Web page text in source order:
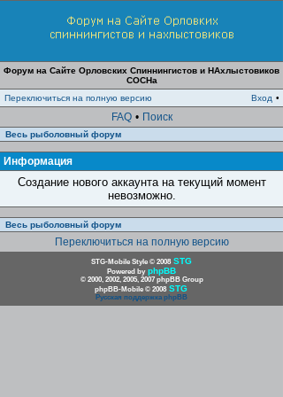
Форум на Сайте Орловских Спиннингистов и НАхлыстовиков
СОСНа
Переключиться на полную версию
Вход •
FAQ • Поиск
Весь рыболовный форум
Информация
Создание нового аккаунта на текущий момент
невозможно.
Весь рыболовный форум
Переключиться на полную версию
STG-Mobile Style © 2008 STG
Powered by phpBB
© 2000, 2002, 2005, 2007 phpBB Group
phpBB-Mobile © 2008 STG
Русская поддержка phpBB